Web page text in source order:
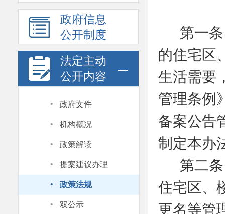
政府信息
公开制度
法定主动
公开内容
· 政府文件
· 机构概况
· 政策解读
· 提案建议办理
· 政策法规
· 双公示
第一
的住宅区
生活需要
管理条例
备案公告
制定本办
第二
住宅区、
更名等管